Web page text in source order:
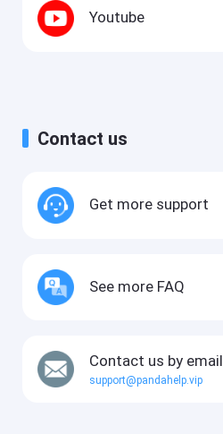
Youtube
Contact us
Get more support
See more FAQ
Contact us by email
support@pandahelp.vip